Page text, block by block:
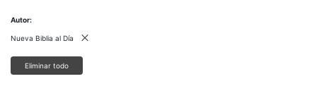
Autor
Nueva Biblia al Día
Eliminar todo